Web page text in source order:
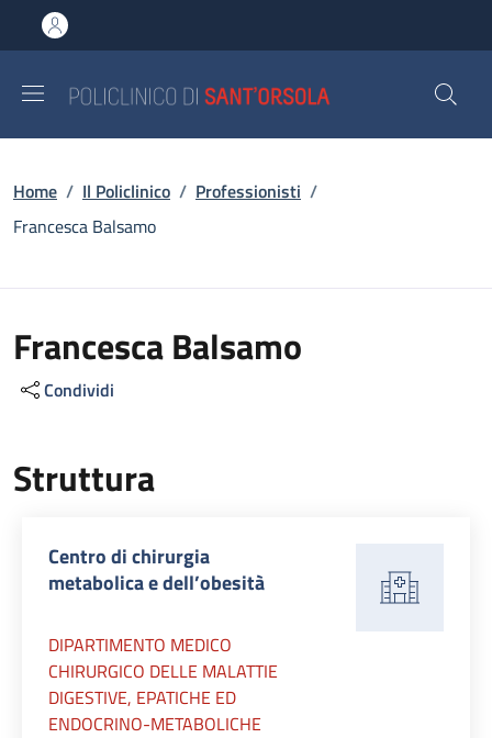
al contenuto principale
to footer content
Briciole di pane
Home / Il Policlinico / Professionisti /
Francesca Balsamo
Francesca Balsamo
Condividi
Struttura
Centro di chirurgia
metabolica e dell’obesità
DIPARTIMENTO MEDICO
CHIRURGICO DELLE MALATTIE
DIGESTIVE, EPATICHE ED
ENDOCRINO-METABOLICHE